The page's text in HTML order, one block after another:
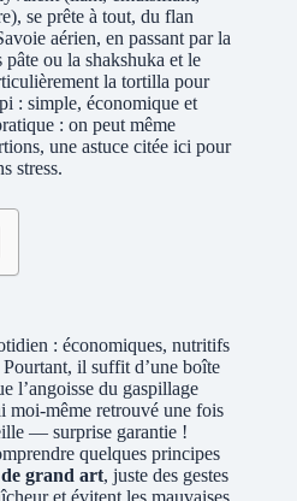
se prête à tout, du flan
aérien, en passant par la
ou la shakshuka et le
la tortilla pour
: simple, économique et
: on peut même
une astuce citée ici pour
stress.
: économiques, nutritifs
il suffit d’une boîte
l’angoisse du gaspillage
moi-même retrouvé une fois
— surprise garantie !
quelques principes
grand art, juste des gestes
et évitent les mauvaises